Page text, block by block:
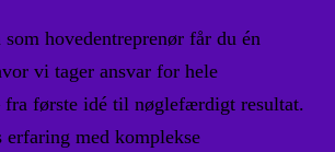
hovedentreprenør får du én
vi tager ansvar for hele
fra første idé til nøglefærdigt resultat.
erfaring med komplekse